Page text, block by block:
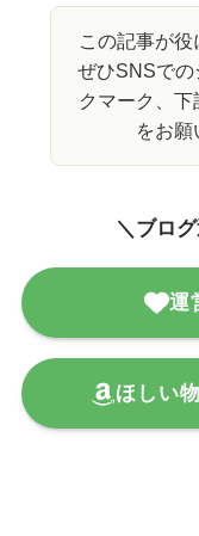
この記事が役
ぜひSNSでの
クマーク、
をお願
＼ブロ
運
ほしい